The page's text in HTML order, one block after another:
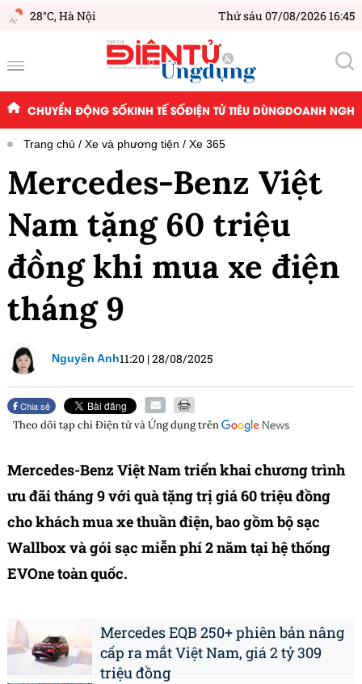
28°C,Hà Nội Thứ sáu 07/08/2026 16:45
CHUYỂN ĐỘNG SỐKINH TẾ SỐĐIỆN TỬ TIÊU DÙNGDOANH
Trang chủ Xe và phương tiện Xe 365
Mercedes-Benz Việt
Nam tặng 60 triệu
đồng khi mua xe điện
tháng 9
Nguyên Anh11:20 |28/08/2025
Chia sẻ
Theo dõi tạp chíĐiện tử và Ứng dụngtrên
Mercedes-Benz Việt Nam triển khai chương trình
ưu đãi tháng 9 với quà tặng trị giá 60 triệu đồng
cho khách mua xe thuần điện, bao gồm bộ sạc
Wallbox và gói sạc miễn phí 2 năm tại hệ thống
EVOne toàn quốc.
Mercedes EQB 250+ phiên bản nâng
cấp ra mắt Việt Nam, giá 2 tỷ 309
triệu đồng